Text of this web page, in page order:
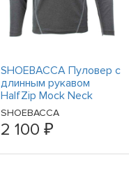
SHOEBACCA Пуловер с
длинным рукавом
HalfZip Mock Neck
Pullover Sweatshirt Mens
Size S Casual
SHOEBACCA
2 100 ₽